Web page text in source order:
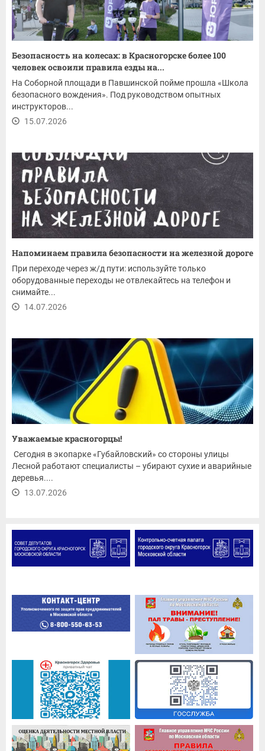
Безопасность на колесах: в Красногорске более 100
человек освоили правила езды на...
На Соборной площади в Павшинской пойме прошла «Школа
безопасного вождения». Под руководством опытных
инструкторов...
15.07.2026
Напоминаем правила безопасности на железной дороге
При переходе через ж/д пути: используйте только
оборудованные переходы не отвлекайтесь на телефон и
снимайте...
14.07.2026
Уважаемые красногорцы!
Сегодня в экопарке «Губайловский» со стороны улицы
Лесной работают специалисты – убирают сухие и аварийные
деревья....
13.07.2026